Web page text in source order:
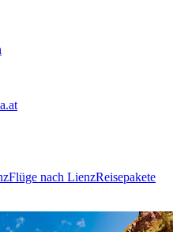
Flüge nach LienzReisepakete